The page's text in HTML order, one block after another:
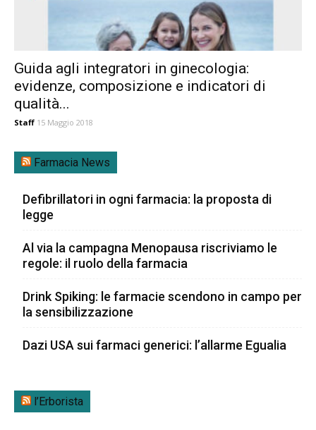
Guida agli integratori in ginecologia:
evidenze, composizione e indicatori di
qualità...
Staff 15 Maggio 2018
Farmacia News
Defibrillatori in ogni farmacia: la proposta di
legge
Al via la campagna Menopausa riscriviamo le
regole: il ruolo della farmacia
Drink Spiking: le farmacie scendono in campo per
la sensibilizzazione
Dazi USA sui farmaci generici: l’allarme Egualia
l’Erborista